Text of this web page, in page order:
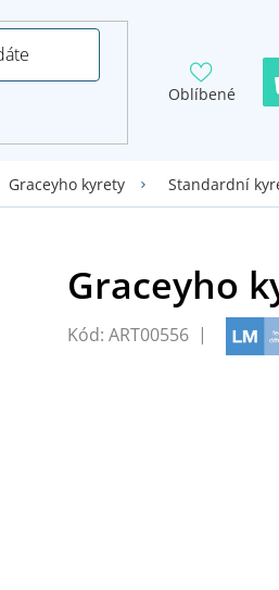
Oblíbené
Graceyho kyrety Standardní
Kód: ART00556